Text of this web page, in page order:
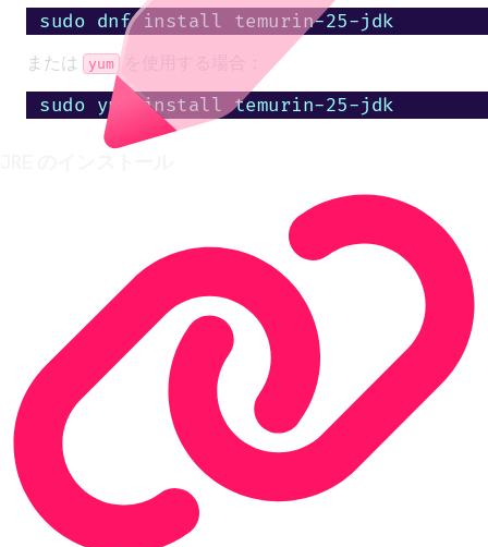
sudo dnf install temurin-25-jdk
または
yum を使用する場合：
sudo yum install temurin-25-jdk